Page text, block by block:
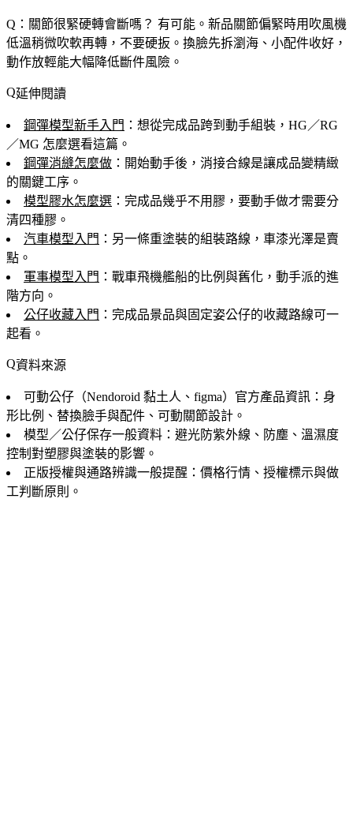
Q：關節很緊硬轉會斷嗎？ 有可能。新品關節偏緊時用吹風機
低溫稍微吹軟再轉，不要硬扳。換臉先拆瀏海、小配件收好，
動作放輕能大幅降低斷件風險。
延伸閱讀
鋼彈模型新手入門 ：想從完成品跨到動手組裝，HG／RG
／MG 怎麼選看這篇。
鋼彈消縫怎麼做 ：開始動手後，消接合線是讓成品變精緻
的關鍵工序。
模型膠水怎麼選 ：完成品幾乎不用膠，要動手做才需要分
清四種膠。
汽車模型入門 ：另一條重塗裝的組裝路線，車漆光澤是賣
點。
軍事模型入門 ：戰車飛機艦船的比例與舊化，動手派的進
階方向。
公仔收藏入門 ：完成品景品與固定姿公仔的收藏路線可一
起看。
資料來源
可動公仔（Nendoroid 黏土人、figma）官方產品資訊：身
形比例、替換臉手與配件、可動關節設計。
模型／公仔保存一般資料：避光防紫外線、防塵、溫濕度
控制對塑膠與塗裝的影響。
正版授權與通路辨識一般提醒：價格行情、授權標示與做
工判斷原則。